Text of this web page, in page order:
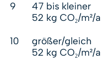
9
47 bis kleiner
52 kg CO₂/m²/a
10
größer/gleich
52 kg CO₂/m²/a